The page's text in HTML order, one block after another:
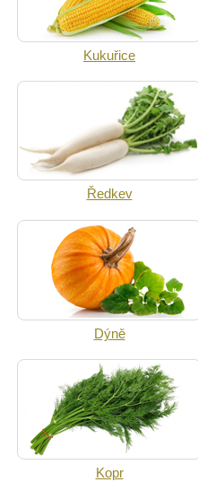
Kukuřice
Ředkev
Dýně
Kopr